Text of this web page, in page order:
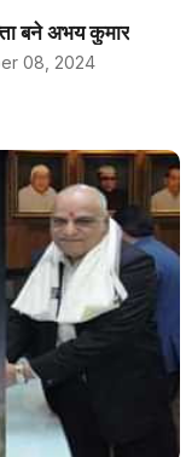
बने अभय कुमार
08, 2024